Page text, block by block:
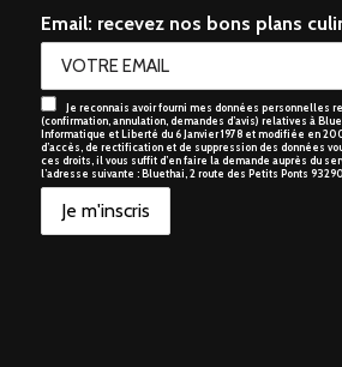
Email: recevez nos bons plans
Je reconnais avoir fourni mes données personnelles
(confirmation, annulation, demandes d’avis) relatives à
Informatique et Liberté du 6 Janvier 1978 et modifiée en
d’accès, de rectification et de suppression des données
ces droits, il vous suffit d’en faire la demande auprès du
l’adresse suivante : Bluethai, 2 route des Petits Ponts